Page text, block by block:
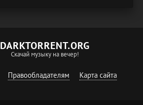
DARKTORRENT.ORG
Скачай музыку на вечер!
Правообладателям Карта сайта